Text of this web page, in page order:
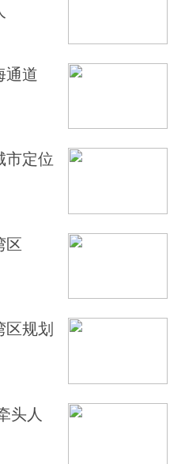
通道
市定位
区
区规划
头人